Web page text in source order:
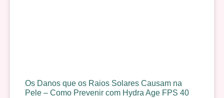
Os Danos que os Raios Solares Causam na
Pele – Como Prevenir com Hydra Age FPS 40